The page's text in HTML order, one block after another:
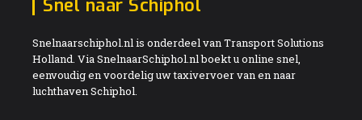
Snel naar Schiphol
Snelnaarschiphol.nl is onderdeel van Transport Solutions
Holland. Via SnelnaarSchiphol.nl boekt u online snel,
eenvoudig en voordelig uw taxivervoer van en naar
luchthaven Schiphol.